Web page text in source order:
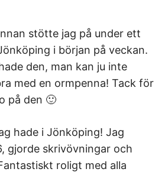
stötte jag på under ett
i början på veckan.
den, man kan ju inte
med en ormpenna! Tack för
på den 🙂
hade i Jönköping! Jag
gjorde skrivövningar och
roligt med alla